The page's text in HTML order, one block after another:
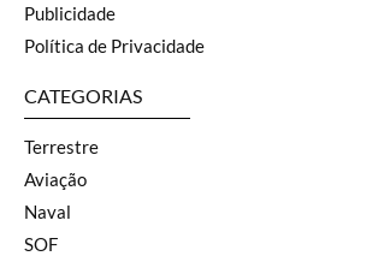
Publicidade
Política de Privacidade
CATEGORIAS
Terrestre
Aviação
Naval
SOF